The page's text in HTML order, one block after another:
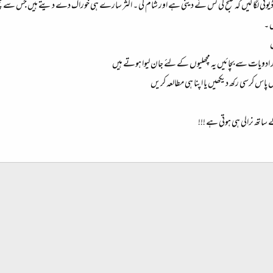
لگا لیں کہ صبح کی کس نے دینی ہے اور شام کی ۔ اکثر سارے ہی خوراک دے دیتے ہیں جس سے
۔
سے بچائیں یہ مچھلیوں کے لئے جان لیوا ہوتے ہیں
کرسی رکھ دیکھیں یا اپنا ہی مطالعہ کریں
ساتھ نرالی ہی ہوتی ہے !!!